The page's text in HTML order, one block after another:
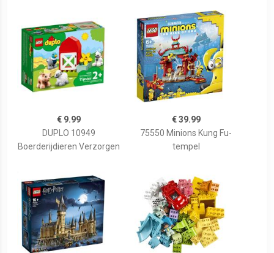
€ 9.99
DUPLO 10949
Boerderijdieren Verzorgen
€ 39.99
75550 Minions Kung Fu-
tempel